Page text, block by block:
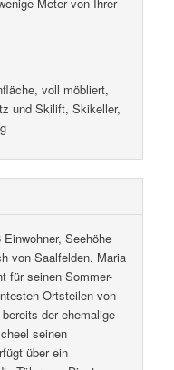
voll möbliert,
und Skilift, Skikeller,
Seehöhe
von Saalfelden. Maria
für seinen Sommer-
Ortsteilen von
der ehemalige
seinen
über ein